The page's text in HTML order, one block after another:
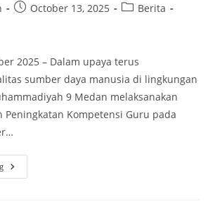
PostOctober 13, 2025
PostBerita
2025 – Dalam upaya terus
sumber daya manusia di lingkungan
9 Medan melaksanakan
Peningkatan Kompetensi Guru pada
SMKS
Muhammadiyah